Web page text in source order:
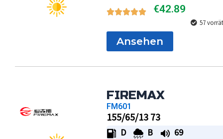
€42.89
57
Ansehen
FIREMAX
FM601
155/65/13 73
D B 69